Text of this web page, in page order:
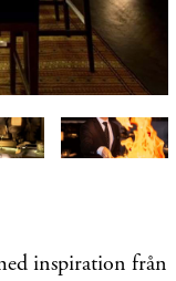
inspiration från